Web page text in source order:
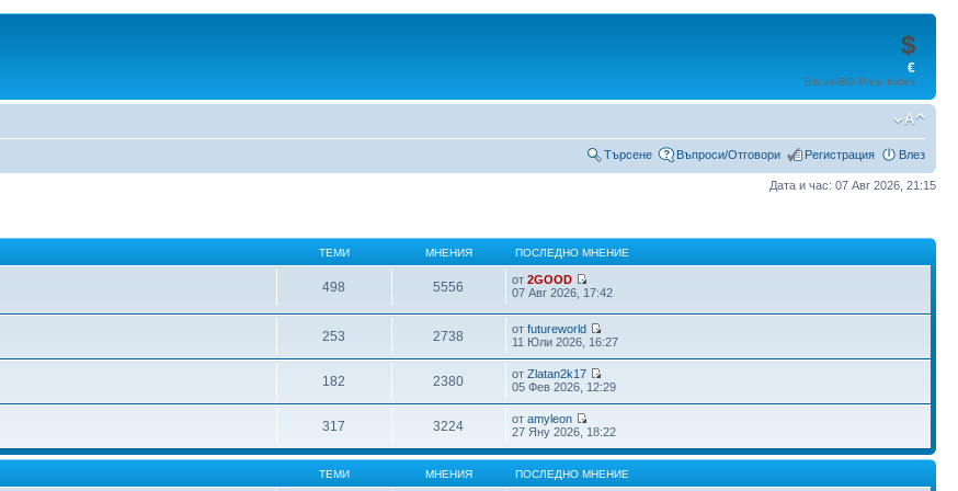
$
€
BitcoinBG Price Index
Търсене Въпроси/Отговори Регистрация Влез
Дата и час: 07 Авг 2026, 21:15
ТЕМИ МНЕНИЯ ПОСЛЕДНО МНЕНИЕ
498 5556 от2GOOD
07 Авг 2026, 17:42
253 2738 отfutureworld
11 Юли 2026, 16:27
182 2380 отZlatan2k17
05 Фев 2026, 12:29
317 3224 отamyleon
27 Яну 2026, 18:22
ТЕМИ МНЕНИЯ ПОСЛЕДНО МНЕНИЕ